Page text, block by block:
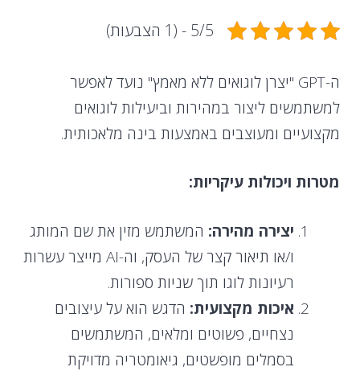
5/5 - (1 הצבעות)
ה-GPT "יצרן לוגואים ללא מאמץ" נועד לאפשר
למשתמשים ליצור במהירות וביעילות לוגואים
מקצועיים ומעוצבים באמצעות בינה מלאכותית.
מטרות ויכולות עיקריות:
יצירה מהירה: המשתמש מזין את שם המותג
ו/או תיאור קצר של העסק, וה-AI מייצר עשרות
רעיונות לוגו תוך שניות ספורות.
איכות מקצועית: הדגש הוא על עיצובים
נצחיים, פשוטים ומלאים, המשתמשים
בסמלים מופשטים, גיאומטריה מדויקת